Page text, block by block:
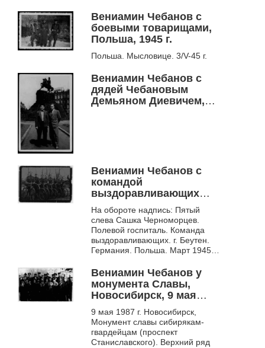
Вениамин Чебанов с
боевыми товарищами,
Польша, 1945 г.
Польша. Мысловице. 3/V-45 г.
Вениамин Чебанов с
дядей Чебановым
Демьяном Диевичем,
Вениамин Чебанов с
командой
выздоравливающих
полевого госпиталя,
Беутен, Германия, март,
1945 г.
На обороте надпись: Пятый
слева Сашка Черноморцев.
Полевой госпиталь. Команда
выздоравливающих. г. Беутен.
Германия. Польша. Март 1945 г.
Вениамин Чебанов у
монумента Славы,
Новосибирск, 9 мая
1987 г.
9 мая 1987 г. Новосибирск,
Монумент славы сибирякам-
гвардейцам (проспект
Станиславского). Верхний ряд